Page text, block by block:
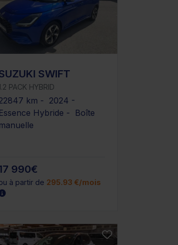
SWIFT
PACK HYBRID
km - 2024 -
Essence Hybride - Boîte
manuelle
990€
à partir de 295.93 €/mois